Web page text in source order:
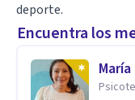
deporte.
Encuentra los